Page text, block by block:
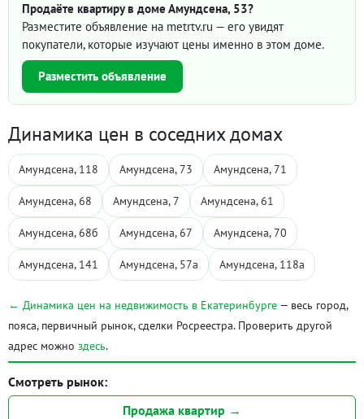
Продаёте квартиру в доме Амундсена, 53?
Разместите объявление на metrtv.ru — его увидят
покупатели, которые изучают цены именно в этом доме.
Разместить объявление
Динамика цен в соседних домах
Амундсена, 118 Амундсена, 73 Амундсена, 71
Амундсена, 68 Амундсена, 7 Амундсена, 61
Амундсена, 68б Амундсена, 67 Амундсена, 70
Амундсена, 141 Амундсена, 57а Амундсена, 118а
← Динамика цен на недвижимость в Екатеринбурге — весь город,
пояса, первичный рынок, сделки Росреестра. Проверить другой
адрес можно здесь.
Смотреть рынок:
Продажа квартир →